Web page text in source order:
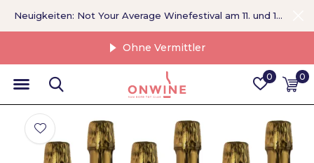
0 0
Ohne Vermittler
Neuigkeiten: Not Your Average Winefestival am 11. und 12. September >